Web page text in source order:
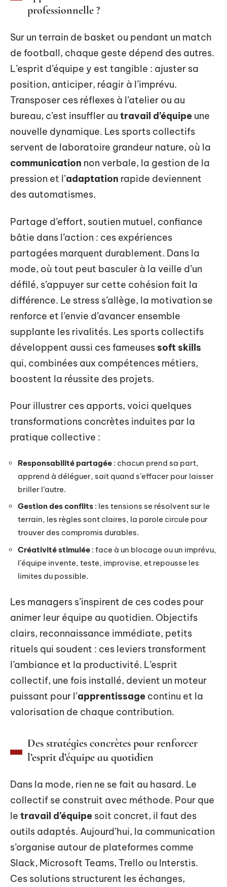
professionnelle ?
Sur un terrain de basket ou pendant un match
de football, chaque geste dépend des autres.
L’esprit d’équipe y est tangible : ajuster sa
position, anticiper, réagir à l’imprévu.
Transposer ces réflexes à l’atelier ou au
bureau, c’est insuffler au travail d’équipe une
nouvelle dynamique. Les sports collectifs
servent de laboratoire grandeur nature, où la
communication non verbale, la gestion de la
pression et l’adaptation rapide deviennent
des automatismes.
Partage d’effort, soutien mutuel, confiance
bâtie dans l’action : ces expériences
partagées marquent durablement. Dans la
mode, où tout peut basculer à la veille d’un
défilé, s’appuyer sur cette cohésion fait la
différence. Le stress s’allège, la motivation se
renforce et l’envie d’avancer ensemble
supplante les rivalités. Les sports collectifs
développent aussi ces fameuses soft skills
qui, combinées aux compétences métiers,
boostent la réussite des projets.
Pour illustrer ces apports, voici quelques
transformations concrètes induites par la
pratique collective :
Responsabilité partagée : chacun prend sa part,
apprend à déléguer, sait quand s’effacer pour laisser
briller l’autre.
Gestion des conflits : les tensions se résolvent sur le
terrain, les règles sont claires, la parole circule pour
trouver des compromis durables.
Créativité stimulée : face à un blocage ou un imprévu,
l’équipe invente, teste, improvise, et repousse les
limites du possible.
Les managers s’inspirent de ces codes pour
animer leur équipe au quotidien. Objectifs
clairs, reconnaissance immédiate, petits
rituels qui soudent : ces leviers transforment
l’ambiance et la productivité. L’esprit
collectif, une fois installé, devient un moteur
puissant pour l’apprentissage continu et la
valorisation de chaque contribution.
Des stratégies concrètes pour renforcer
l’esprit d’équipe au quotidien
Dans la mode, rien ne se fait au hasard. Le
collectif se construit avec méthode. Pour que
le travail d’équipe soit concret, il faut des
outils adaptés. Aujourd’hui, la communication
s’organise autour de plateformes comme
Slack, Microsoft Teams, Trello ou Interstis.
Ces solutions structurent les échanges,